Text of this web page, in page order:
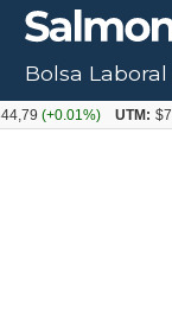
Bolsa Laboral
(+0.01%) UTM: $71.649